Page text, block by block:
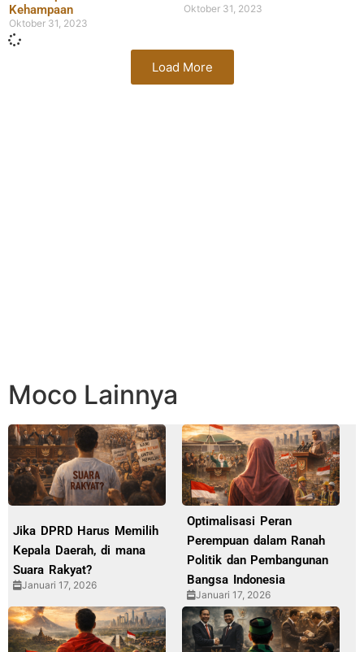
Kehampaan
Oktober 31, 2023
Oktober 31, 2023
Load More
Moco Lainnya
Jika DPRD Harus Memilih
Kepala Daerah, di mana
Suara Rakyat?
Januari 17, 2026
Optimalisasi Peran
Perempuan dalam Ranah
Politik dan Pembangunan
Bangsa Indonesia
Januari 17, 2026